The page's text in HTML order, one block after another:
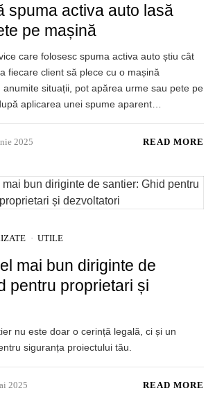
spuma activa auto lasă
pe mașină
care folosesc spuma activa auto știu cât
fiecare client să plece cu o mașină
anumite situații, pot apărea urme sau pete pe
aplicarea unei spume aparent…
2025 READ MORE
UTILE
mai bun diriginte de
pentru proprietari și
nu este doar o cerință legală, ci și un
siguranța proiectului tău.
2025 READ MORE